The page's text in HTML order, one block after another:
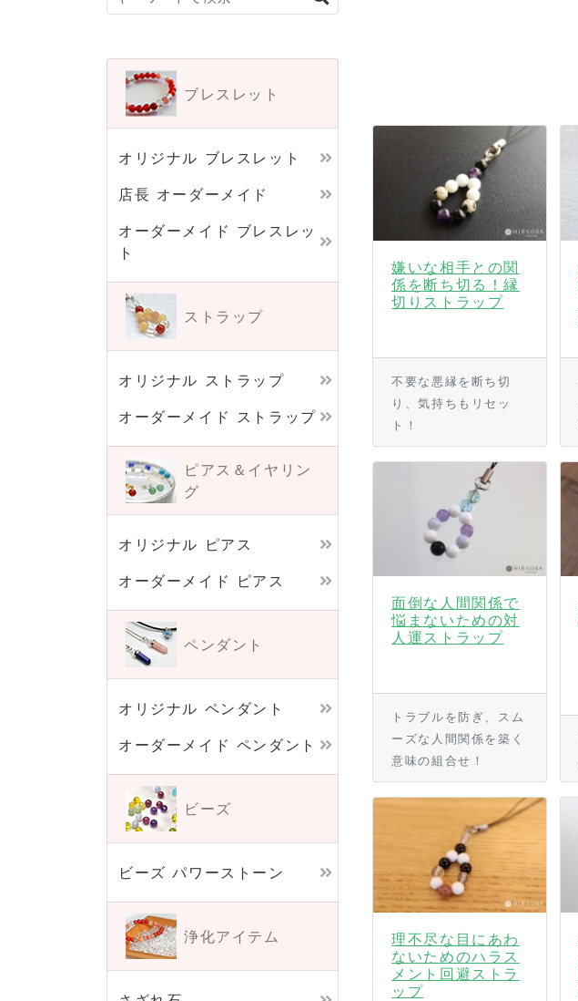
嫌いな相手との関
係を断ち切る！縁
切りストラップ
不要な悪縁を断ち切
り、気持ちもリセッ
ト！
面倒な人間関係で
悩まないための対
人運ストラップ
トラブルを防ぎ、スム
ーズな人間関係を築く
意味の組合せ！
理不尽な目にあわ
ないためのハラス
メント回避ストラ
ップ
ブレスレット
オリジナル ブレスレット
店長 オーダーメイド
オーダーメイド ブレスレッ
ト
ストラップ
オリジナル ストラップ
オーダーメイド ストラップ
ピアス＆イヤリン
グ
オリジナル ピアス
オーダーメイド ピアス
ペンダント
オリジナル ペンダント
オーダーメイド ペンダント
ビーズ
ビーズ パワーストーン
浄化アイテム